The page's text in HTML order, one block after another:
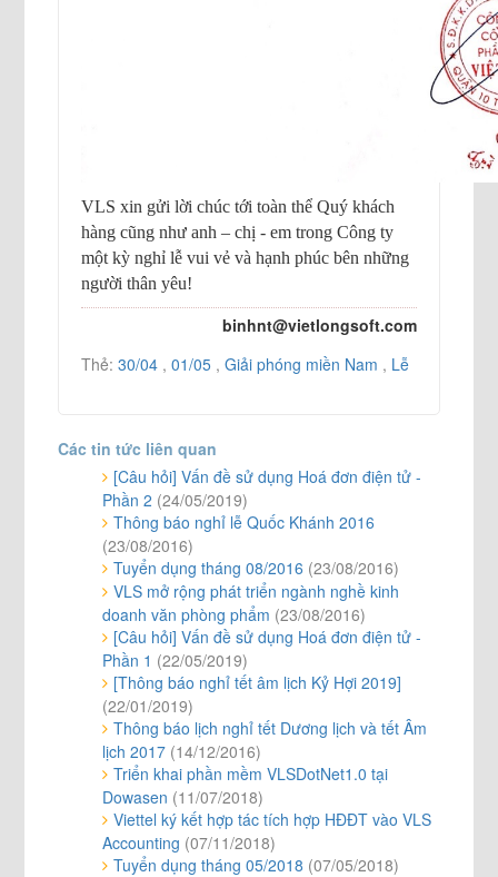
VLS xin gửi lời chúc tới toàn thể Quý khách
hàng cũng như anh – chị - em trong Công ty
một kỳ nghỉ lễ vui vẻ và hạnh phúc bên những
người thân yêu!
binhnt@vietlongsoft.com
Thẻ:30/04 ,01/05 ,Giải phóng miền Nam , Lễ
Các tin tức liên quan
[Câu hỏi] Vấn đề sử dụng Hoá đơn điện tử -
Phần 2 (24/05/2019)
Thông báo nghỉ lễ Quốc Khánh 2016
(23/08/2016)
Tuyển dụng tháng 08/2016 (23/08/2016)
VLS mở rộng phát triển ngành nghề kinh
doanh văn phòng phẩm (23/08/2016)
[Câu hỏi] Vấn đề sử dụng Hoá đơn điện tử -
Phần 1 (22/05/2019)
[Thông báo nghỉ tết âm lịch Kỷ Hợi 2019]
(22/01/2019)
Thông báo lịch nghỉ tết Dương lịch và tết Âm
lịch 2017 (14/12/2016)
Triển khai phần mềm VLSDotNet1.0 tại
Dowasen (11/07/2018)
Viettel ký kết hợp tác tích hợp HĐĐT vào VLS
Accounting (07/11/2018)
Tuyển dụng tháng 05/2018 (07/05/2018)